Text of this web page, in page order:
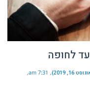
לחופה
2019)
7:31 am